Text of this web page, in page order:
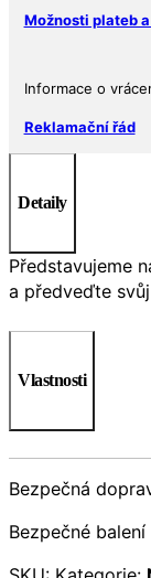
množství
Možnosti plateb
Informace o
Reklamační řád
Detaily
Představujeme
a předveďte
Vlastnosti
Bezpečná
Bezpečné balení